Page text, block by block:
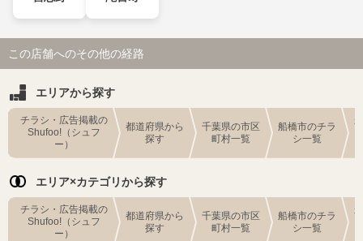
この店舗へのその他の経路
エリアから探す
チラシ・広告掲載の
Shufoo!（シュフ
ー）
都道府県から
探す
千葉県の市区
町村一覧
船橋市のチラ
シ一覧
エリア×カテゴリから探す
チラシ・広告掲載の
Shufoo!（シュフ
ー）
都道府県から
探す
千葉県の市区
町村一覧
船橋市のチラ
シ一覧